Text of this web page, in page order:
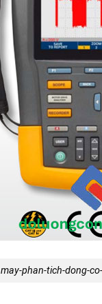
may-phan-tich-dong-